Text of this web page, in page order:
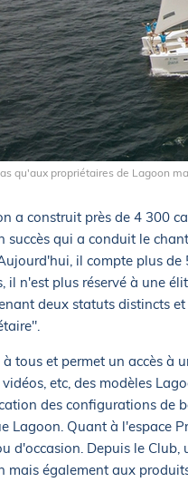
qu'aux propriétaires de Lagoon
a construit près de 4 300
succès qui a conduit le
il compte plus
il n'est plus réservé à une
deux statuts distincts
à tous et permet un accès à
etc, des modèles
des configurations de
Lagoon. Quant à l'espace
d'occasion. Depuis le Club,
mais également aux